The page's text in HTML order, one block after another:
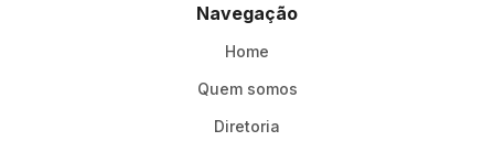
Navegação
Home
Quem somos
Diretoria